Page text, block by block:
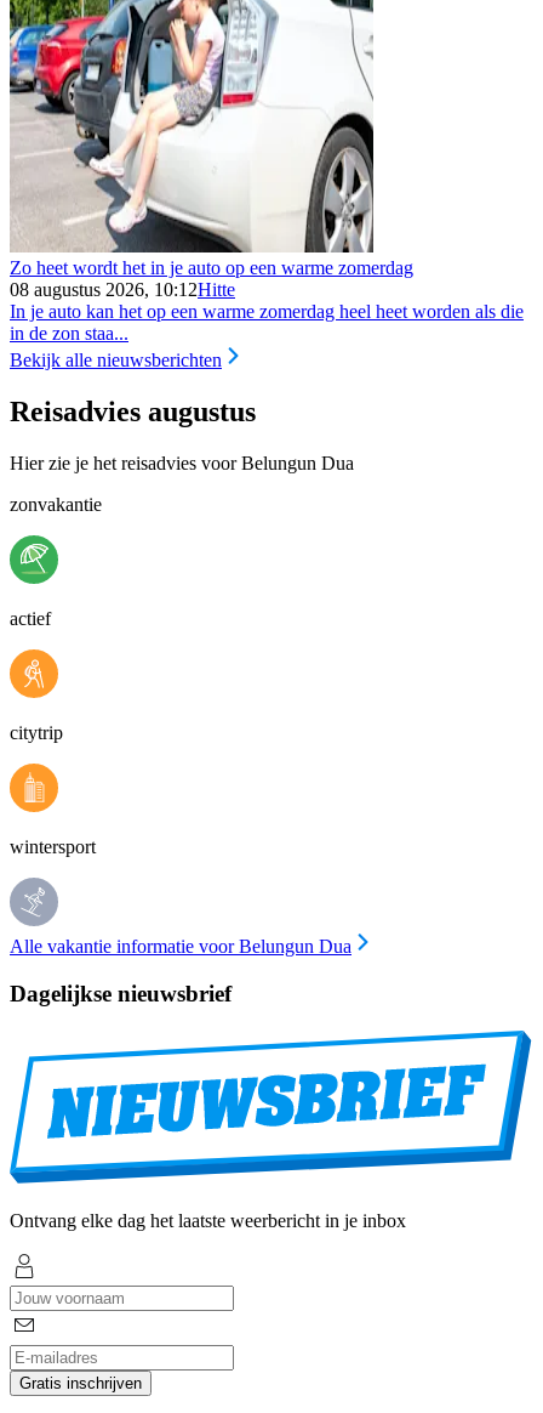
Zo heet wordt het in je auto op een warme zomerdag
08 augustus 2026, 10:12Hitte
In je auto kan het op een warme zomerdag heel heet worden als die
in de zon staa...
Bekijk alle nieuwsberichten
Reisadvies augustus
Hier zie je het reisadvies voor Belungun Dua
zonvakantie
actief
citytrip
wintersport
Alle vakantie informatie voor Belungun Dua
Dagelijkse nieuwsbrief
Ontvang elke dag het laatste weerbericht in je inbox
Gratis inschrijven